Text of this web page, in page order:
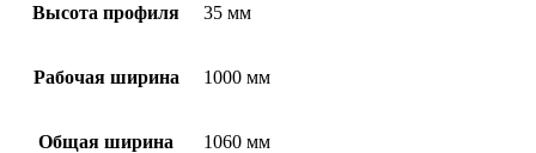
Высота профиля 35 мм
Рабочая ширина 1000 мм
Общая ширина 1060 мм